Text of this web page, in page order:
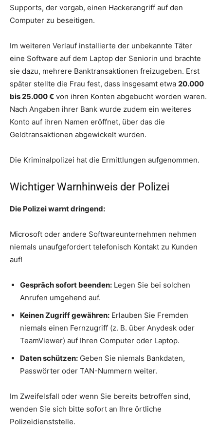
Supports, der vorgab, einen Hackerangriff auf den
Computer zu beseitigen.
Im weiteren Verlauf installierte der unbekannte Täter
eine Software auf dem Laptop der Seniorin und brachte
sie dazu, mehrere Banktransaktionen freizugeben. Erst
später stellte die Frau fest, dass insgesamt etwa 20.000
bis 25.000 € von ihren Konten abgebucht worden waren.
Nach Angaben ihrer Bank wurde zudem ein weiteres
Konto auf ihren Namen eröffnet, über das die
Geldtransaktionen abgewickelt wurden.
Die Kriminalpolizei hat die Ermittlungen aufgenommen.
Wichtiger Warnhinweis der Polizei
Die Polizei warnt dringend:
Microsoft oder andere Softwareunternehmen nehmen
niemals unaufgefordert telefonisch Kontakt zu Kunden
auf!
Gespräch sofort beenden: Legen Sie bei solchen
Anrufen umgehend auf.
Keinen Zugriff gewähren: Erlauben Sie Fremden
niemals einen Fernzugriff (z. B. über Anydesk oder
TeamViewer) auf Ihren Computer oder Laptop.
Daten schützen: Geben Sie niemals Bankdaten,
Passwörter oder TAN-Nummern weiter.
Im Zweifelsfall oder wenn Sie bereits betroffen sind,
wenden Sie sich bitte sofort an Ihre örtliche
Polizeidienststelle.